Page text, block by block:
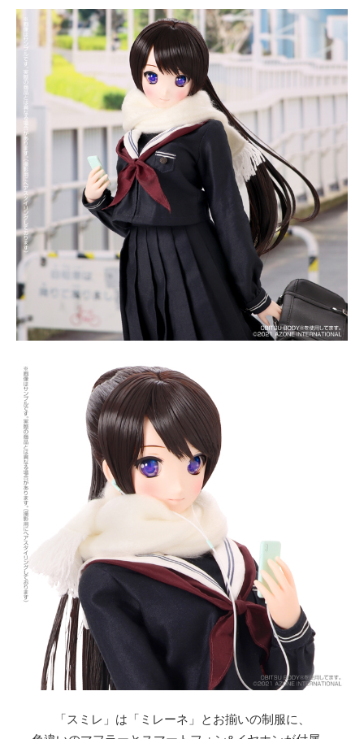
「スミレ」は「ミレーネ」とお揃いの制服に、